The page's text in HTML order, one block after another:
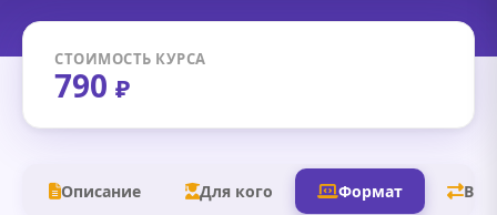
СТОИМОСТЬ КУРСА
790 ₽
Описание Для кого Формат В